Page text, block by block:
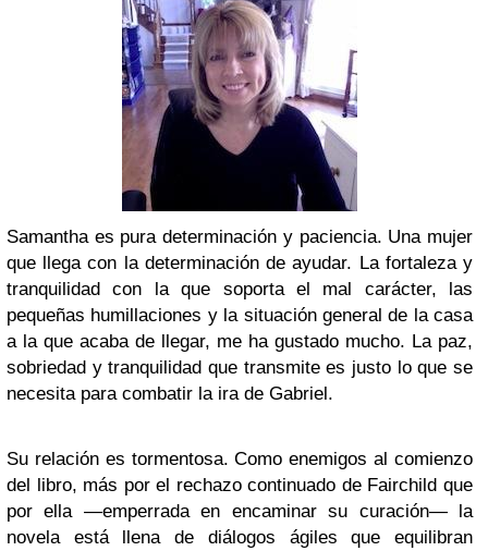
Samantha es pura determinación y paciencia. Una mujer
que llega con la determinación de ayudar. La fortaleza y
tranquilidad con la que soporta el mal carácter, las
pequeñas humillaciones y la situación general de la casa
a la que acaba de llegar, me ha gustado mucho. La paz,
sobriedad y tranquilidad que transmite es justo lo que se
necesita para combatir la ira de Gabriel.
Su relación es tormentosa. Como enemigos al comienzo
del libro, más por el rechazo continuado de Fairchild que
por ella —emperrada en encaminar su curación— la
novela está llena de diálogos ágiles que equilibran